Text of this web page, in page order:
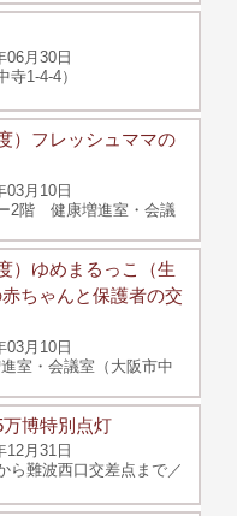
06月30日
1-4-4）
）フレッシュママの
03月10日
2階 健康増進室・会議
）ゆめまるっこ（生
ちゃんと保護者の交
03月10日
室・会議室（大阪市中
博特別点灯
12月31日
ら難波西口交差点まで／